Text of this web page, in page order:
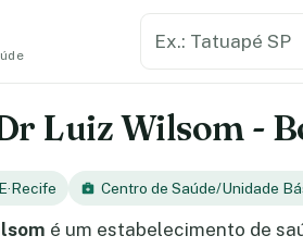
Dr Luiz Wilsom -
·Recife Centro de Saúde/Unidade
é um estabelecimento de